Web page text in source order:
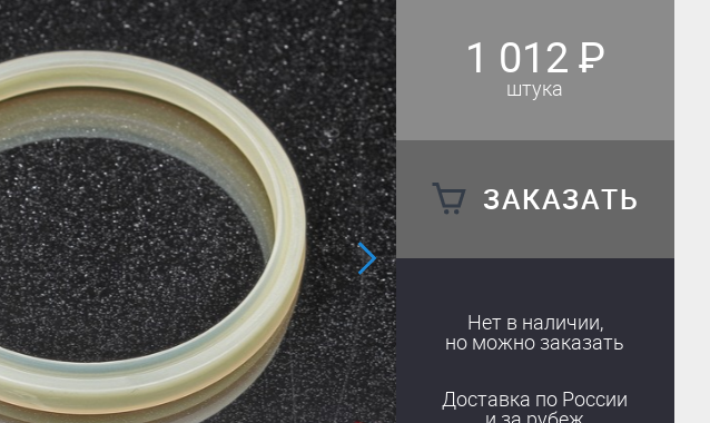
1 012 ₽
штука
ЗАКАЗАТЬ
Нет в наличии,
но можно заказать
Доставка по России